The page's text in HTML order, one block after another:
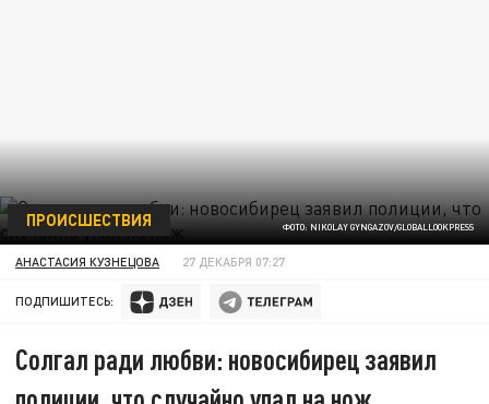
ФОТО: NIKOLAY GYNGAZOV/GLOBALLOOKPRESS
ПРОИСШЕСТВИЯ
АНАСТАСИЯ КУЗНЕЦОВА 27 ДЕКАБРЯ 07:27
ПОДПИШИТЕСЬ:
Солгал ради любви: новосибирец заявил